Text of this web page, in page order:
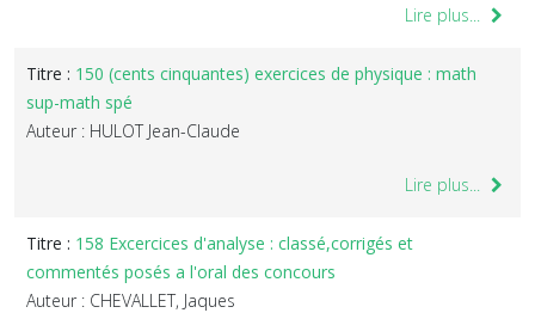
Lire plus...
Titre : 150 (cents cinquantes) exercices de physique : math
sup-math spé
Auteur : HULOT Jean-Claude
Lire plus...
Titre : 158 Excercices d'analyse : classé,corrigés et
commentés posés a l'oral des concours
Auteur : CHEVALLET, Jaques